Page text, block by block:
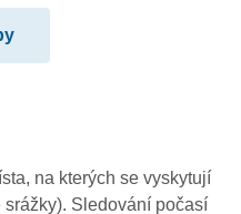
na kterých se vyskytují
srážky). Sledování počasí